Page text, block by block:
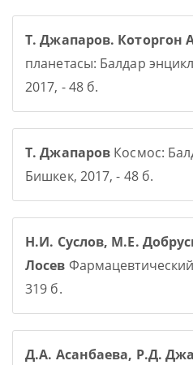
Т. Джапаров. Которгон
планетасы: Балдар
2017, - 48 б.
Т. Джапаров Космос:
Бишкек, 2017, - 48 б.
Н.И. Суслов, М.Е.
Лосев
319 б.
Д.А. Асанбаева, Р.Д.